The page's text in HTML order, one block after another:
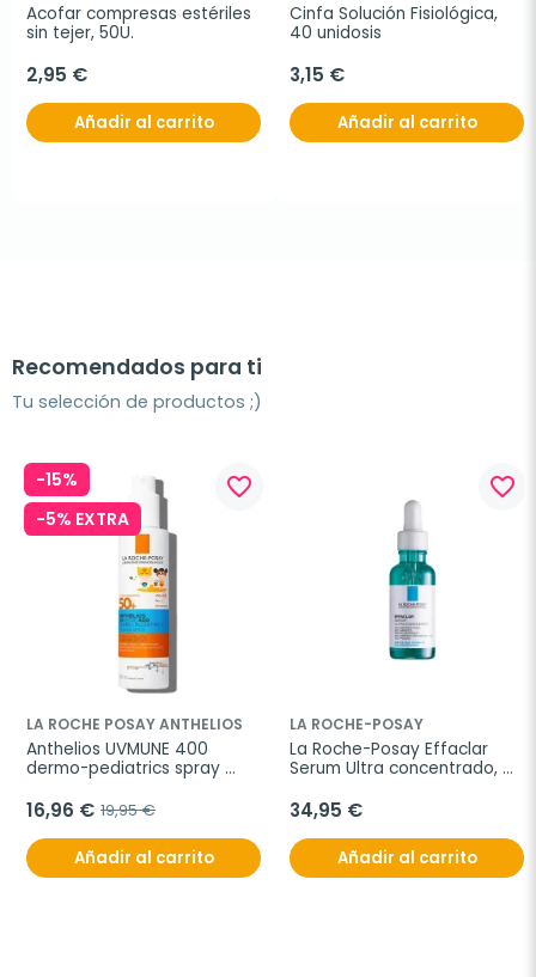
Acofar compresas estériles
sin tejer, 50U.
2,95 €
Añadir al carrito
Cinfa Solución Fisiológica,
40 unidosis
3,15 €
Añadir al carrito
Recomendados para ti
Tu selección de productos ;)
-15%
-5% EXTRA
favorite_border
LA ROCHE POSAY ANTHELIOS
Anthelios UVMUNE 400
dermo-pediatrics spray
16,96 € 19,95 €
Añadir al carrito
favorite_border
LA ROCHE-POSAY
La Roche-Posay Effaclar
Serum Ultra concentrado,
34,95 €
Añadir al carrito